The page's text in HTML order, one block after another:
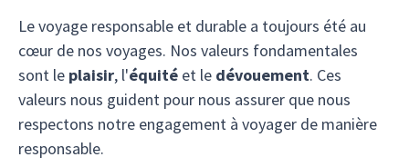
Le voyage responsable et durable a toujours été au
cœur de nos voyages. Nos valeurs fondamentales
sont le plaisir, l'équité et le dévouement. Ces
valeurs nous guident pour nous assurer que nous
respectons notre engagement à voyager de manière
responsable.